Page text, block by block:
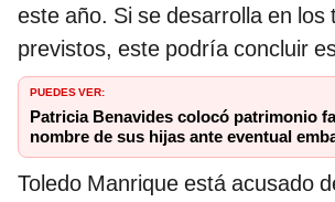
este año. Si se desarrolla en los
previstos, este podría concluir
PUEDES VER:
Patricia Benavides colocó patrimonio
nombre de sus hijas ante eventual
Toledo Manrique está acusado